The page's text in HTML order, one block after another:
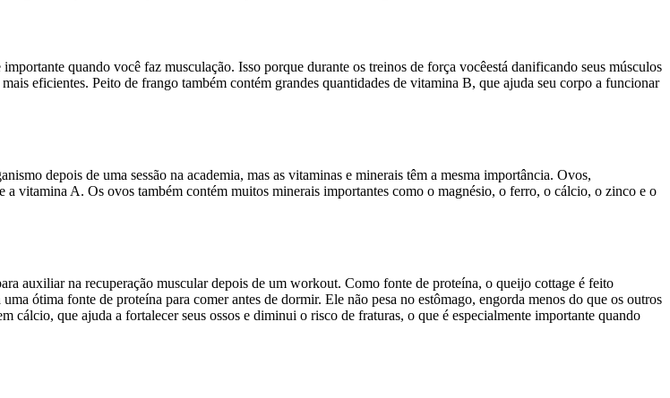
quando você faz musculação. Isso porque durante os treinos de força vocêestá danificando seus músculos
eficientes. Peito de frango também contém grandes quantidades de vitamina B, que ajuda seu corpo a funcionar
depois de uma sessão na academia, mas as vitaminas e minerais têm a mesma importância. Ovos,
vitamina A. Os ovos também contém muitos minerais importantes como o magnésio, o ferro, o cálcio, o zinco e o
auxiliar na recuperação muscular depois de um workout. Como fonte de proteína, o queijo cottage é feito
ótima fonte de proteína para comer antes de dormir. Ele não pesa no estômago, engorda menos do que os outros
cálcio, que ajuda a fortalecer seus ossos e diminui o risco de fraturas, o que é especialmente importante quando